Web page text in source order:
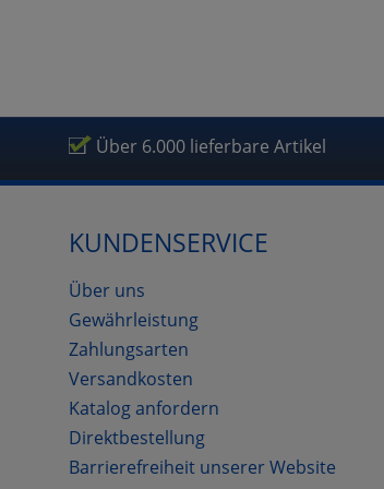
Über 6.000 lieferbare Artikel
KUNDENSERVICE
Über uns
Gewährleistung
Zahlungsarten
Versandkosten
Katalog anfordern
Direktbestellung
Barrierefreiheit unserer Website
Cookies
Einstellungen speichern